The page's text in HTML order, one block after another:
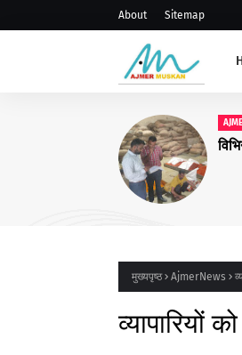
About Sitemap
मुख्यपृष्ठ AjmerNews
व्यापारियों